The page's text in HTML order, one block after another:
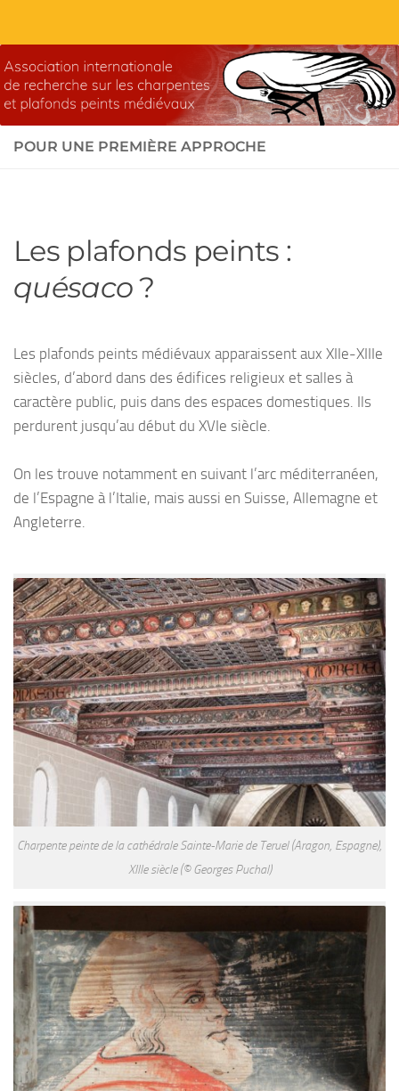
POUR UNE PREMIÈRE APPROCHE
Les plafonds peints :
quésaco?
Les plafonds peints médiévaux apparaissent aux XIIe-XIIIe
siècles, d’abord dans des édifices religieux et salles à
caractère public, puis dans des espaces domestiques. Ils
perdurent jusqu’au début du XVIe siècle.
On les trouve notamment en suivant l’arc méditerranéen,
de l’Espagne à l’Italie, mais aussi en Suisse, Allemagne et
Angleterre.
Charpente peinte de la cathédrale Sainte-Marie de Teruel (Aragon, Espagne),
XIIIe siècle (© Georges Puchal)